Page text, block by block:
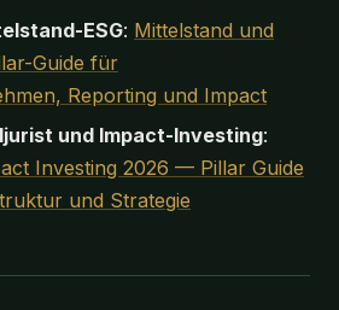
ESG: Mittelstand und
Guide für
Reporting und Impact
und Impact-Investing:
Investing 2026 — Pillar Guide
und Strategie